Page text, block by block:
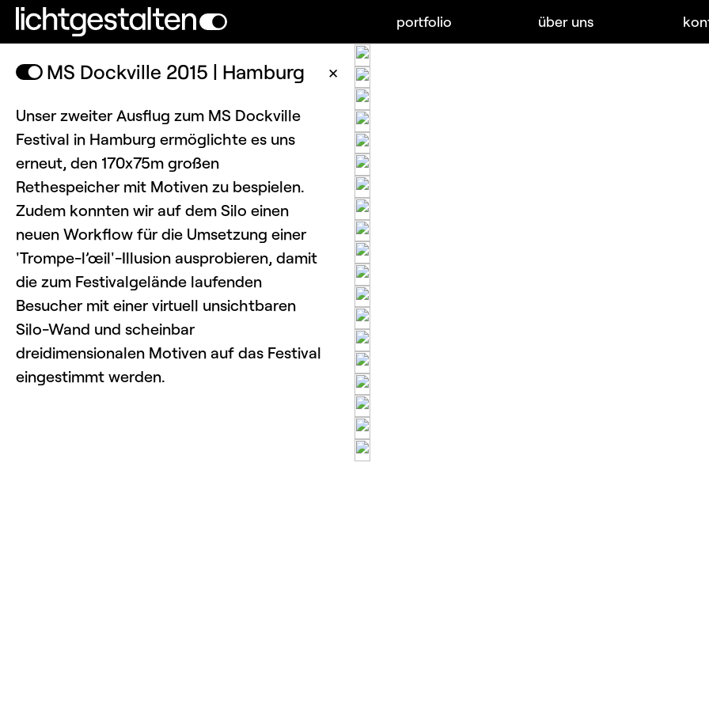
portfolio über uns
MS Dockville 2015 | Hamburg ✕
Unser zweiter Ausflug zum MS Dockville
Festival in Hamburg ermöglichte es uns
erneut, den 170x75m großen
Rethespeicher mit Motiven zu bespielen.
Zudem konnten wir auf dem Silo einen
neuen Workflow für die Umsetzung einer
'Trompe-l’œil'-Illusion ausprobieren, damit
die zum Festivalgelände laufenden
Besucher mit einer virtuell unsichtbaren
Silo-Wand und scheinbar
dreidimensionalen Motiven auf das Festival
eingestimmt werden.